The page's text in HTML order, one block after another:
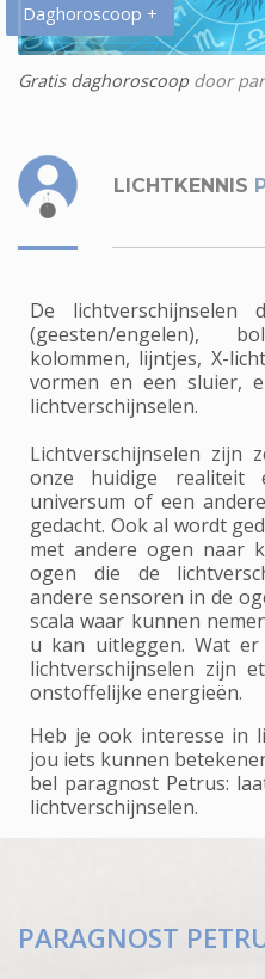
Daghoroscoop +
Gratis daghoroscoopdoor
LICHTKENNIS
De
(geesten/engelen),
kolommen, lijntjes, X-
vormen en een sluier,
lichtverschijnselen.
Lichtverschijnselen zijn
onze huidige
universum of een
gedacht. Ook al wordt
met andere ogen naar
ogen die de
andere sensoren in de
scala waar kunnen
u kan uitleggen. Wat
lichtverschijnselen zijn
onstoffelijke energieën.
Heb je ook interesse in
jou iets kunnen
bel paragnost Petrus:
lichtverschijnselen.
PARAGNOST